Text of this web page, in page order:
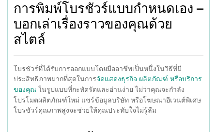
การพิมพ์โบรชัวร์แบบกำหนดเอง –
บอกเล่าเรื่องราวของคุณด้วย
สไตล์
โบรชัวร์ที่ได้รับการออกแบบโดยมืออาชีพเป็นหนึ่งในวิธีที่มี
ประสิทธิภาพมากที่สุดในการจัดแสดงธุรกิจ ผลิตภัณฑ์ หรือบริการ
ของคุณ ในรูปแบบที่กะทัดรัดและอ่านง่าย ไม่ว่าคุณจะกำลัง
โปรโมตผลิตภัณฑ์ใหม่ แชร์ข้อมูลบริษัท หรือโฆษณาอีเวนต์พิเศษ
โบรชัวร์คุณภาพสูงจะช่วยให้คุณประทับใจไม่รู้ลืม